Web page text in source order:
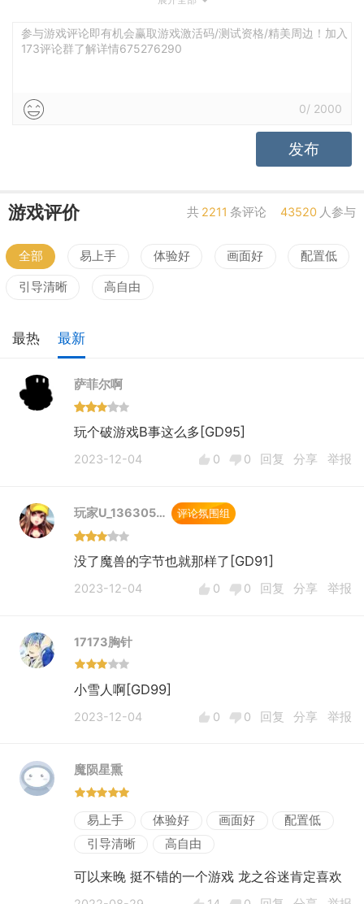
引导清晰 引导混乱 平衡佳 平衡差
参与游戏评论即有机会赢取游戏激活码/测试资格/精美周边！加入
173评论群了解详情675276290
0/ 2000
发布
游戏评价 共 2211 条评论 43520 人参与
全部 易上手 体验好 画面好 配置低
引导清晰 高自由
最热 最新
萨菲尔啊
玩个破游戏B事这么多[GD95]
2023-12-04 0 0 回复 分享 举报
玩家U_136305… 评论氛围组
没了魔兽的字节也就那样了[GD91]
2023-12-04 0 0 回复 分享 举报
17173胸针
小雪人啊[GD99]
2023-12-04 0 0 回复 分享 举报
魔陨星熏
易上手 体验好 画面好
配置低
引导清晰
高自由
可以来晚 挺不错的一个游戏 龙之谷迷肯定喜欢